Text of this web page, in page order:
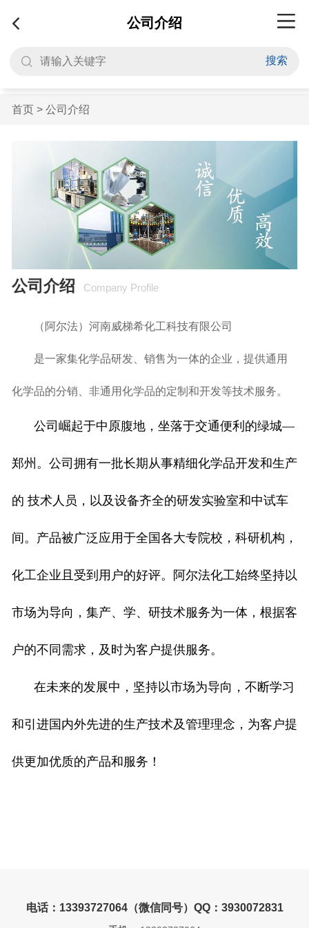
公司介绍
搜索
首页> 公司介绍
公司介绍 Company Profile
（阿尔法）河南威梯希化工科技有限公司
是一家集化学品研发、销售为一体的企业，提供通用
化学品的分销、非通用化学品的定制和开发等技术服务。
公司崛起于中原腹地，坐落于交通便利的绿城—
郑州。公司拥有一批长期从事精细化学品开发和生产
的 技术人员，以及设备齐全的研发实验室和中试车
间。产品被广泛应用于全国各大专院校，科研机构，
化工企业且受到用户的好评。阿尔法化工始终坚持以
市场为导向，集产、学、研技术服务为一体，根据客
户的不同需求，及时为客户提供服务。
在未来的发展中，坚持以市场为导向，不断学习
和引进国内外先进的生产技术及管理理念，为客户提
供更加优质的产品和服务！
电话：13393727064（微信同号）QQ：3930072831